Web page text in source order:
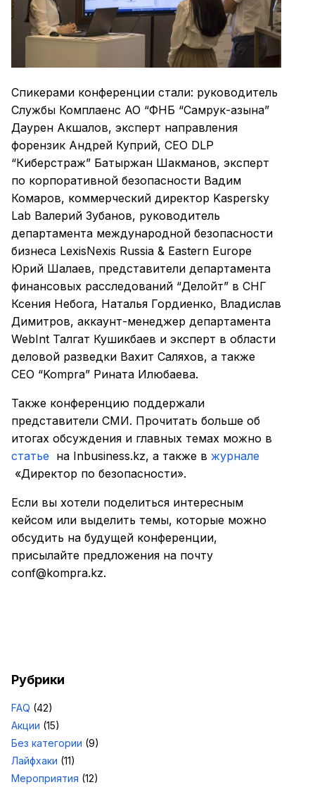
Спикерами конференции стали: руководитель
Службы Комплаенс АО “ФНБ “Самрук-Қазына”
Даурен Акшалов, эксперт направления
форензик Андрей Куприй, CEO DLP
“Киберстраж” Батыржан Шакманов, эксперт
по корпоративной безопасности Вадим
Комаров, коммерческий директор Kaspersky
Lab Валерий Зубанов, руководитель
департамента международной безопасности
бизнеса LexisNexis Russia & Eastern Europe
Юрий Шалаев, представители департамента
финансовых расследований “Делойт” в СНГ
Ксения Небога, Наталья Гордиенко, Владислав
Димитров, аккаунт-менеджер департамента
WebInt Талгат Кушикбаев и эксперт в области
деловой разведки Вахит Саляхов, а также
CEO “Kompra” Рината Илюбаева.
Также конференцию поддержали
представители СМИ. Прочитать больше об
итогах обсуждения и главных темах можно в
статье на Inbusiness.kz, а также в журнале
«Директор по безопасности».
Если вы хотели поделиться интересным
кейсом или выделить темы, которые можно
обсудить на будущей конференции,
присылайте предложения на почту
conf@kompra.kz.
Рубрики
FAQ (42)
Акции (15)
Без категории (9)
Лайфхаки (11)
Мероприятия (12)